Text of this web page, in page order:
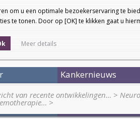
om u een optimale bezoekerservaring te
te tonen. Door op [OK] te klikken gaat u
Meer details
Kankernieuws
van recente ontwikkelingen… >
>